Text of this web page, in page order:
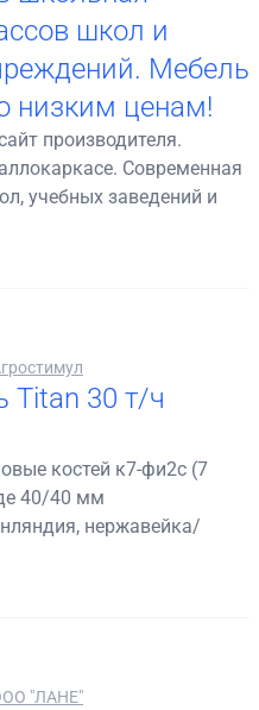
школ и
Мебель
низким ценам!
производителя.
Современная
учебных заведений и
Titan 30 т/ч
костей к7-фи2с (7
40/40 мм
нержавейка/
"ЛАНЕ"